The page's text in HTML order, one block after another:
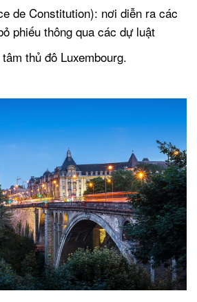
de Constitution): nơi diễn ra các
phiếu thông qua các dự luật
thủ đô Luxembourg.